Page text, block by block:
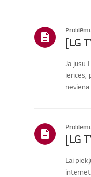
[LG
Ja jūsu
ierīces,
[LG
Lai